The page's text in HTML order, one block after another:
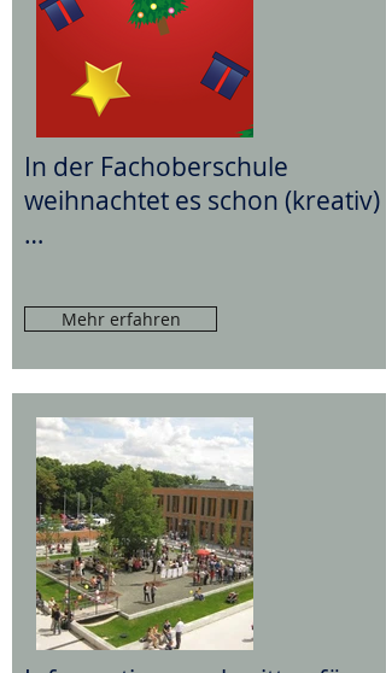
In der Fachoberschule
weihnachtet es schon (kreativ)
…
Mehr erfahren